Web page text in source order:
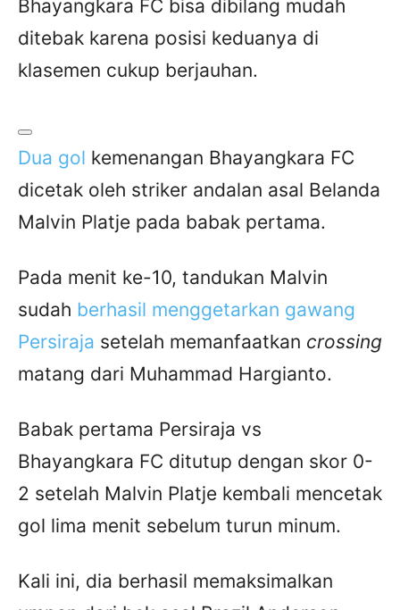
Bhayangkara FC bisa dibilang mudah
ditebak karena posisi keduanya di
klasemen cukup berjauhan.
Dua gol kemenangan Bhayangkara FC
dicetak oleh striker andalan asal Belanda
Malvin Platje pada babak pertama.
Pada menit ke-10, tandukan Malvin
sudah berhasil menggetarkan gawang
Persiraja setelah memanfaatkan crossing
matang dari Muhammad Hargianto.
Babak pertama Persiraja vs
Bhayangkara FC ditutup dengan skor 0-
2 setelah Malvin Platje kembali mencetak
gol lima menit sebelum turun minum.
Kali ini, dia berhasil memaksimalkan